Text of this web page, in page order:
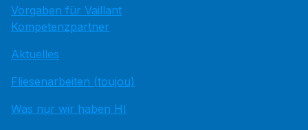
Vorgaben für Vaillant
Kompetenzpartner
Aktuelles
Fliesenarbeiten (toujou)
Was nur wir haben HI